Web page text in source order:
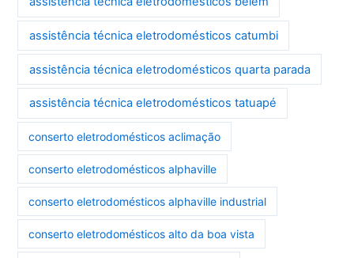
assistência técnica eletrodomésticos catumbi
assistência técnica eletrodomésticos quarta parada
assistência técnica eletrodomésticos tatuapé
conserto eletrodomésticos aclimação
conserto eletrodomésticos alphaville
conserto eletrodomésticos alphaville industrial
conserto eletrodomésticos alto da boa vista